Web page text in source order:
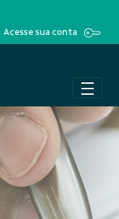
Acesse sua conta